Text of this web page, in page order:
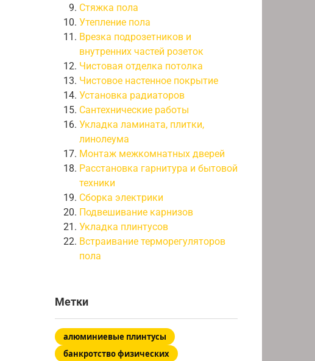
Стяжка пола
Утепление пола
Врезка подрозетников и
внутренних частей розеток
Чистовая отделка потолка
Чистовое настенное покрытие
Установка радиаторов
Сантехнические работы
Укладка ламината, плитки,
линолеума
Монтаж межкомнатных дверей
Расстановка гарнитура и бытовой
техники
Сборка электрики
Подвешивание карнизов
Укладка плинтусов
Встраивание терморегуляторов
пола
Метки
алюминиевые плинтусы
банкротство физических